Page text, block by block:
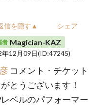
信を隠す▲ シェア
者 Magician-KAZ
年12月09日(ID:47245)
コメント・チケット
とうございます！
ベルのパフォーマー